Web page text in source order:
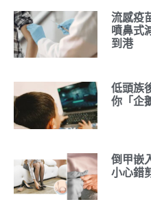
流感疫
噴鼻式
到港
低頭族
你「企
倒甲嵌
小心錯